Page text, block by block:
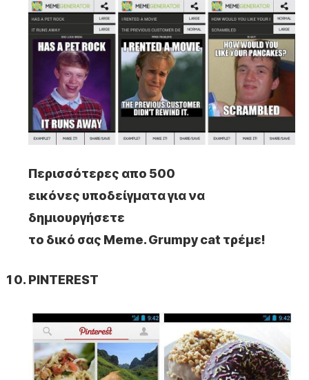
Περισσότερες απο 500
εικόνες υποδείγματα για να
δημιουργήσετε
το δικό σας Meme. Grumpy cat τρέμε!
PINTEREST